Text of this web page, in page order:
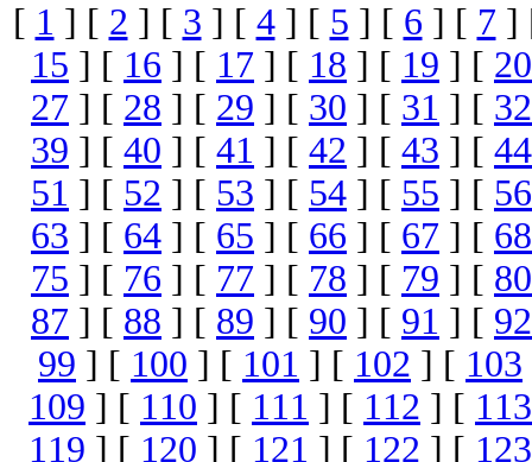
[ 1 ] [ 2 ] [ 3 ] [ 4] [ 5 ] [ 6 ] [ 7 ]
15 ] [ 16 ] [ 17 ] [ 18 ] [ 19 ] [ 20
27 ] [ 28 ] [ 29 ] [ 30 ] [ 31 ] [ 32
39 ] [ 40 ] [ 41 ] [ 42 ] [ 43 ] [ 44
51 ] [ 52 ] [ 53 ] [ 54 ] [ 55 ] [ 56
63 ] [ 64 ] [ 65 ] [ 66 ] [ 67 ] [ 68
75 ] [ 76 ] [ 77 ] [ 78 ] [ 79 ] [ 80
87 ] [ 88 ] [ 89 ] [ 90 ] [ 91 ] [ 92
99 ] [ 100 ] [ 101 ] [ 102 ] [ 103
109 ] [ 110 ] [ 111 ] [ 112 ] [ 113
119 ] [ 120 ] [ 121 ] [ 122 ] [ 123